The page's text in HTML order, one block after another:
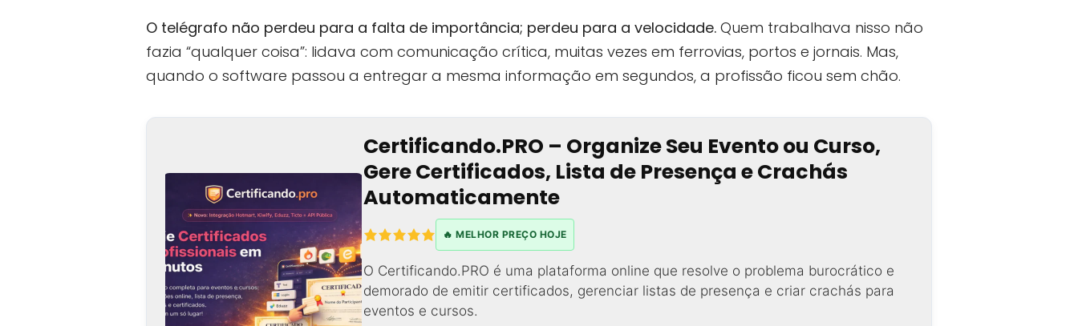
O telégrafo não perdeu para a falta de importância; perdeu para a velocidade. Quem trabalhava nisso não
fazia “qualquer coisa”: lidava com comunicação crítica, muitas vezes em ferrovias, portos e jornais. Mas,
quando o software passou a entregar a mesma informação em segundos, a profissão ficou sem chão.
Certificando.PRO – Organize Seu Evento ou Curso,
Gere Certificados, Lista de Presença e Crachás
Automaticamente
🔥 MELHOR PREÇO HOJE
O Certificando.PRO é uma plataforma online que resolve o problema burocrático e
demorado de emitir certificados, gerenciar listas de presença e criar crachás para
eventos e cursos.